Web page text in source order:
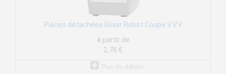
Pièces détachées Blixer Robot Coupe 3 V.V
à partir de
2,76 €